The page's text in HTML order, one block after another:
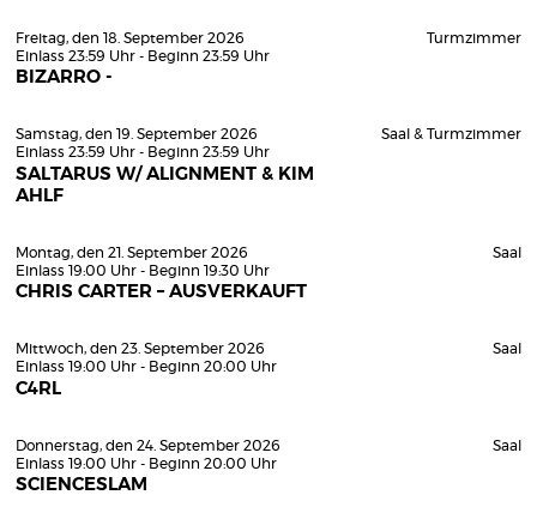
Freitag, den 18. September 2026
Einlass 23:59 Uhr - Beginn 23:59 Uhr
BIZARRO -
Turmzimmer
Samstag, den 19. September 2026
Einlass 23:59 Uhr - Beginn 23:59 Uhr
SALTARUS W/ ALIGNMENT & KIM
AHLF
Saal & Turmzimmer
Montag, den 21. September 2026
Einlass 19:00 Uhr - Beginn 19:30 Uhr
CHRIS CARTER – AUSVERKAUFT
Saal
Mittwoch, den 23. September 2026
Einlass 19:00 Uhr - Beginn 20:00 Uhr
C4RL
Saal
Donnerstag, den 24. September 2026
Einlass 19:00 Uhr - Beginn 20:00 Uhr
SCIENCESLAM
Saal